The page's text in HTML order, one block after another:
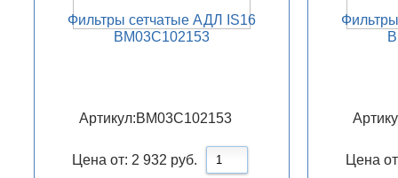
Фильтры сетчатые АДЛ IS16
BM03C102153
Артикул:BM03C102153
Цена от: 2 932 руб. Цена